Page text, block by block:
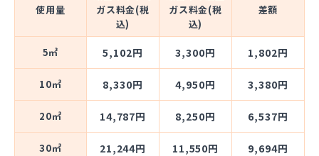
使用量
ガス料金(税
込)
ガス料金(税
込)
差額
5㎥ 5,102円 3,300円 1,802円
10㎥ 8,330円 4,950円 3,380円
20㎥ 14,787円 8,250円 6,537円
30㎥ 21,244円 11,550円 9,694円